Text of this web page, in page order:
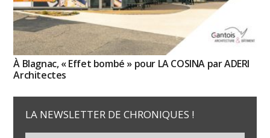
À Blagnac, « Effet bombé » pour LA COSINA par ADERI
Architectes
LA NEWSLETTER DE CHRONIQUES !